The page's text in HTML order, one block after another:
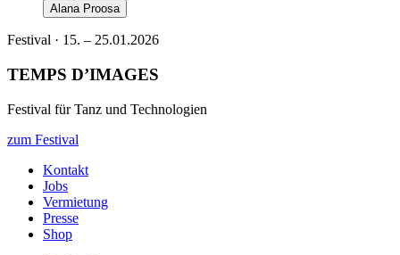
Alana Proosa
Festival · 15. – 25.01.2026
TEMPS D’IMAGES
Festival für Tanz und Technologien
zum Festival
Kontakt
Jobs
Vermietung
Presse
Shop